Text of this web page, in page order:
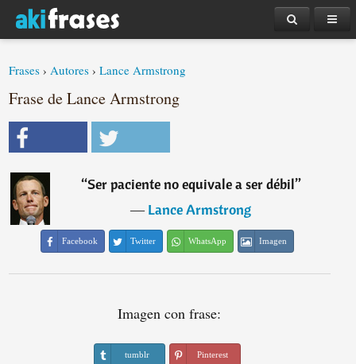
Frases ›Autores ›Lance Armstrong
Frase de Lance Armstrong
“Ser paciente no equivale a ser débil”
―Lance Armstrong
Facebook Twitter WhatsApp Imagen
Imagen con frase:
tumblr Pinterest